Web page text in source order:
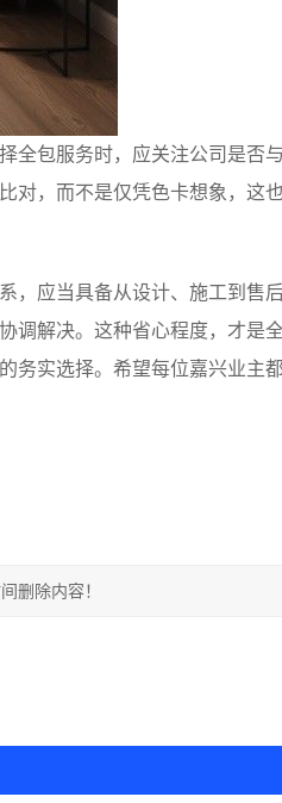
全包服务时，应关注公司是否
对，而不是仅凭色卡想象，这
，应当具备从设计、施工到售
调解决。这种省心程度，才是
务实选择。希望每位嘉兴业主
删除内容！